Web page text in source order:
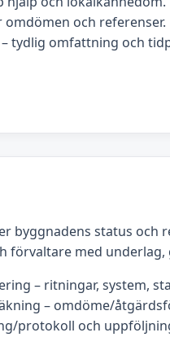
omdömen och referenser.
tydlig omfattning och
byggnadens status och
förvaltare med
– ritningar, system,
– omdöme/
protokoll och